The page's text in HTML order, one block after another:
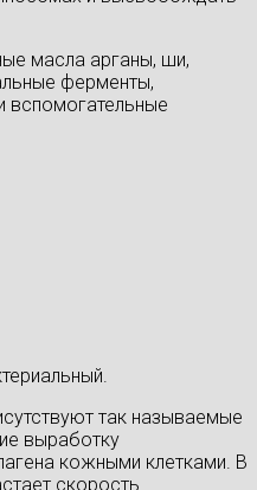
масла арганы, ши,
ферменты,
вспомогательные
так называемые
выработку
кожными клетками. В
скорость